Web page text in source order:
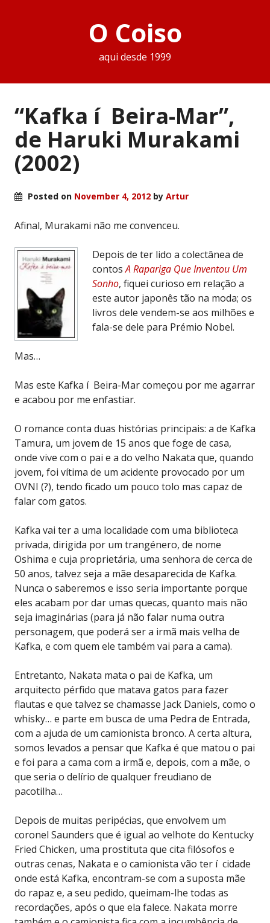
O Coiso
aqui desde 1999
“Kafka í Beira-Mar”,
de Haruki Murakami
(2002)
Posted on November 4, 2012 by Artur
Afinal, Murakami não me convenceu.
Depois de ter lido a colectânea de
contosA Rapariga Que Inventou Um
Sonho, fiquei curioso em relação a
este autor japonês tão na moda; os
livros dele vendem-se aos milhões e
fala-se dele para Prémio Nobel.
Mas…
Mas este Kafka í Beira-Mar começou por me agarrar
e acabou por me enfastiar.
O romance conta duas histórias principais: a de Kafka
Tamura, um jovem de 15 anos que foge de casa,
onde vive com o pai e a do velho Nakata que, quando
jovem, foi vítima de um acidente provocado por um
OVNI (?), tendo ficado um pouco tolo mas capaz de
falar com gatos.
Kafka vai ter a uma localidade com uma biblioteca
privada, dirigida por um trangénero, de nome
Oshima e cuja proprietária, uma senhora de cerca de
50 anos, talvez seja a mãe desaparecida de Kafka.
Nunca o saberemos e isso seria importante porque
eles acabam por dar umas quecas, quanto mais não
seja imaginárias (para já não falar numa outra
personagem, que poderá ser a irmã mais velha de
Kafka, e com quem ele também vai para a cama).
Entretanto, Nakata mata o pai de Kafka, um
arquitecto pérfido que matava gatos para fazer
flautas e que talvez se chamasse Jack Daniels, como o
whisky… e parte em busca de uma Pedra de Entrada,
com a ajuda de um camionista bronco. A certa altura,
somos levados a pensar que Kafka é que matou o pai
e foi para a cama com a irmã e, depois, com a mãe, o
que seria o delírio de qualquer freudiano de
pacotilha…
Depois de muitas peripécias, que envolvem um
coronel Saunders que é igual ao velhote do Kentucky
Fried Chicken, uma prostituta que cita filósofos e
outras cenas, Nakata e o camionista vão ter í cidade
onde está Kafka, encontram-se com a suposta mãe
do rapaz e, a seu pedido, queimam-lhe todas as
recordações, após o que ela falece. Nakata morre